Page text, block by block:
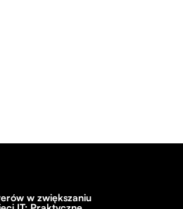
w zwiększaniu